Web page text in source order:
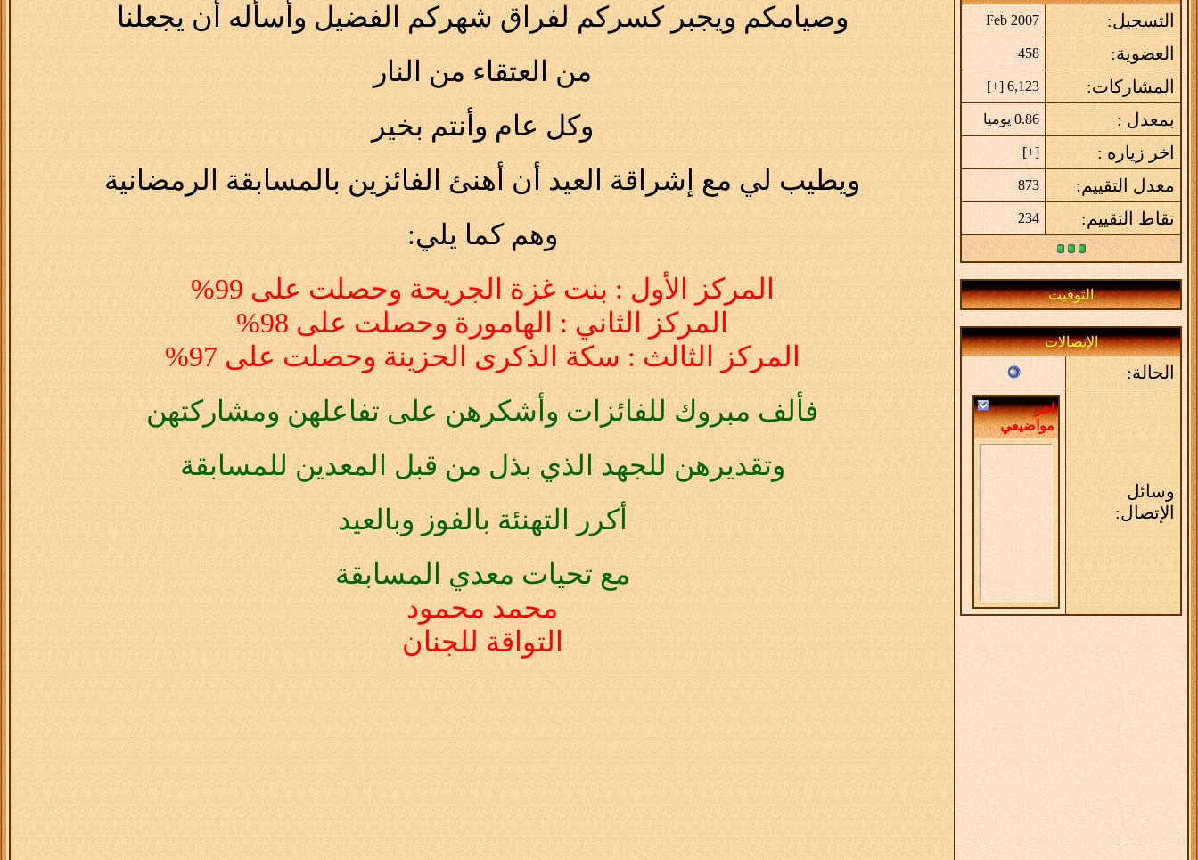
التسجيل: Feb 2007
العضوية: 458
المشاركات: 6,123 [
+
]
بمعدل : 0.86 يوميا
اخر زياره : [
+
]
معدل التقييم: 873
نقاط التقييم: 234
التوقيت
الإتصالات
الحالة:
وسائل
الإتصال:
اخر
مواضيعي
وصيامكم ويجبر كسركم لفراق شهركم الفضيل وأسأله أن يجعلنا
من العتقاء من النار
وكل عام وأنتم بخير
ويطيب لي مع إشراقة العيد أن أهنئ الفائزين بالمسابقة الرمضانية
وهم كما يلي:
المركز الأول : بنت غزة الجريحة وحصلت على 99%
المركز الثاني : الهامورة وحصلت على 98%
المركز الثالث : سكة الذكرى الحزينة وحصلت على 97%
فألف مبروك للفائزات وأشكرهن على تفاعلهن ومشاركتهن
وتقديرهن للجهد الذي بذل من قبل المعدين للمسابقة
أكرر التهنئة بالفوز وبالعيد
مع تحيات معدي المسابقة
محمد محمود
التواقة للجنان